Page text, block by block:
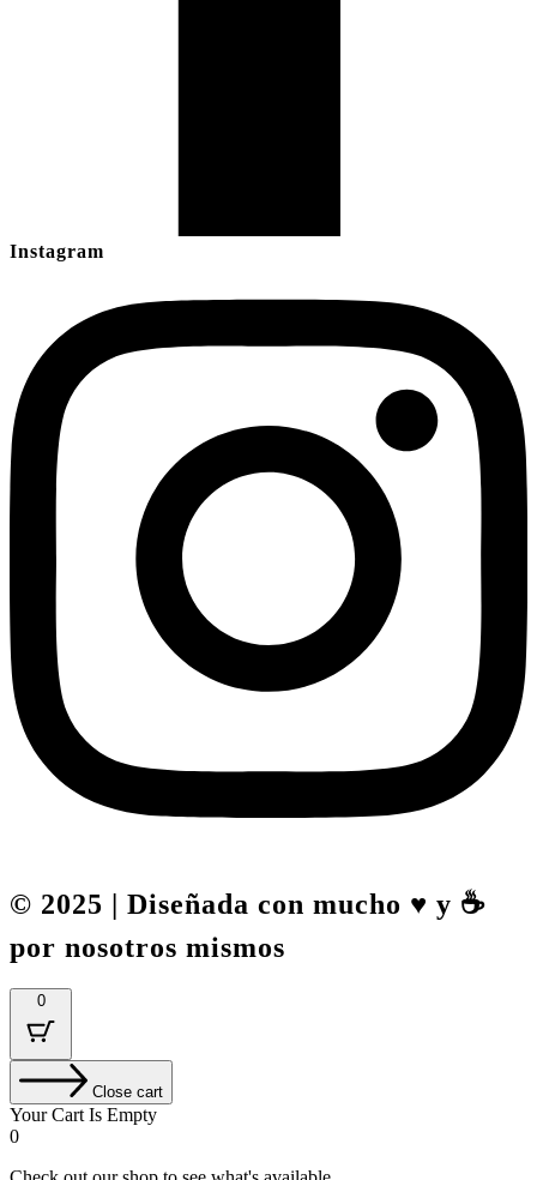
Instagram
© 2025 | Diseñada con mucho ♥️ y ☕
por nosotros mismos
0
Close cart
Your Cart Is Empty
0